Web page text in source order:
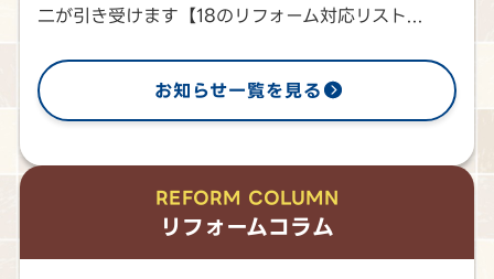
二が引き受けます【18のリフォーム対応リスト...
お知らせ一覧を見る
REFORM COLUMN
リフォームコラム